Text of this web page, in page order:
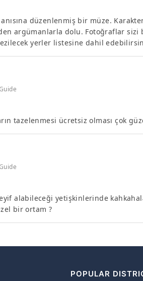
anısına düzenlenmiş bir müze.
argümanlarla dolu. Fotoğraflar sizi
yerler listesine dahil
tazelenmesi ücretsiz olması çok
alabileceği yetişkinlerinde
bir ortam ?
POPULAR